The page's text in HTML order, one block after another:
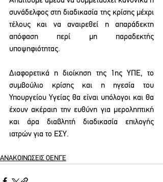
συνάδελφος στη διαδικασία της κρίσης μέχρι
τέλους και να αναιρεθεί η απαράδεκτη
απόφαση περί μη παραδεκτής
υποψηφιότητας.
Διαφορετικά η διοίκηση της 1ης ΥΠΕ, το
συμβούλιο κρίσης και η ηγεσία του
Υπουργείου Υγείας θα είναι υπόλογοι και θα
έχουν ακέραιη την ευθύνη για μεροληπτική
και άρα διαβλητή διαδικασία επιλογής
ιατρών για το ΕΣΥ.
ΑΝΑΚΟΙΝΩΣΕΙΣ ΟΕΝΓΕ